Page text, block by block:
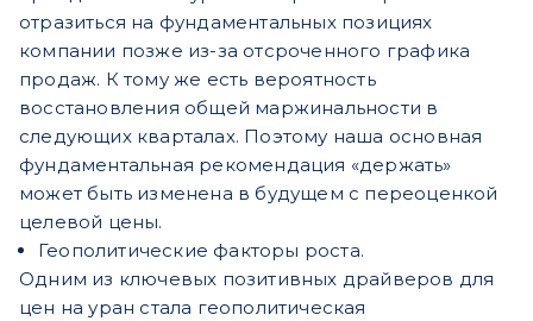
отразиться на фундаментальных позициях
компании позже из-за отсроченного графика
продаж. К тому же есть вероятность
восстановления общей маржинальности в
следующих кварталах. Поэтому наша основная
фундаментальная рекомендация «держать»
может быть изменена в будущем с переоценкой
целевой цены.
Геополитические факторы роста.
Одним из ключевых позитивных драйверов для
цен на уран стала геополитическая